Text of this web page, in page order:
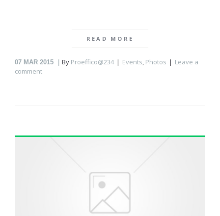
READ MORE
07 MAR 2015 By Proeffico@234 Events, Photos
Leave a
comment